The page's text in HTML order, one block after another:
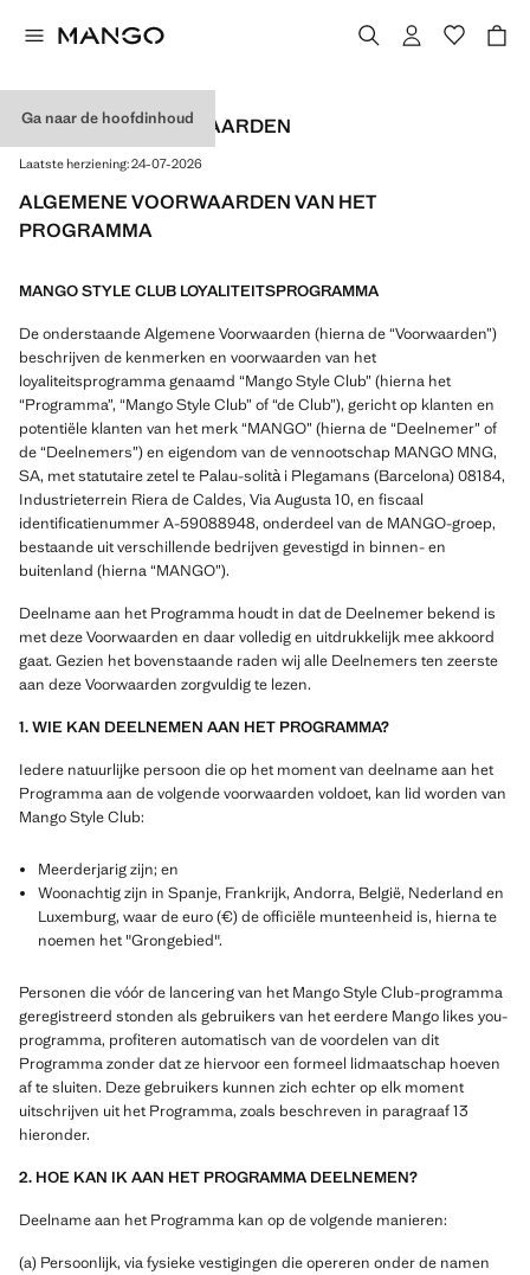
Ga naar de hoofdinhoud
ALGEMENE VOORWAARDEN
Laatste herziening:24-07-2026
ALGEMENE VOORWAARDEN VAN HET
PROGRAMMA
MANGO STYLE CLUB LOYALITEITSPROGRAMMA
De onderstaande Algemene Voorwaarden (hierna de “Voorwaarden”)
beschrijven de kenmerken en voorwaarden van het
loyaliteitsprogramma genaamd “Mango Style Club” (hierna het
“Programma”, “Mango Style Club” of “de Club”), gericht op klanten en
potentiële klanten van het merk “MANGO” (hierna de “Deelnemer” of
de “Deelnemers”) en eigendom van de vennootschap MANGO MNG,
SA, met statutaire zetel te Palau-solità i Plegamans (Barcelona) 08184,
Industrieterrein Riera de Caldes, Via Augusta 10, en fiscaal
identificatienummer A-59088948, onderdeel van de MANGO-groep,
bestaande uit verschillende bedrijven gevestigd in binnen- en
buitenland (hierna “MANGO”).
Deelname aan het Programma houdt in dat de Deelnemer bekend is
met deze Voorwaarden en daar volledig en uitdrukkelijk mee akkoord
gaat. Gezien het bovenstaande raden wij alle Deelnemers ten zeerste
aan deze Voorwaarden zorgvuldig te lezen.
1. WIE KAN DEELNEMEN AAN HET PROGRAMMA?
Iedere natuurlijke persoon die op het moment van deelname aan het
Programma aan de volgende voorwaarden voldoet, kan lid worden van
Mango Style Club:
Meerderjarig zijn; en
Woonachtig zijn in Spanje, Frankrijk, Andorra, België, Nederland en
Luxemburg, waar de euro (€) de officiële munteenheid is, hierna te
noemen het "Grongebied".
Personen die vóór de lancering van het Mango Style Club-programma
geregistreerd stonden als gebruikers van het eerdere Mango likes you-
programma, profiteren automatisch van de voordelen van dit
Programma zonder dat ze hiervoor een formeel lidmaatschap hoeven
af te sluiten. Deze gebruikers kunnen zich echter op elk moment
uitschrijven uit het Programma, zoals beschreven in paragraaf 13
hieronder.
2. HOE KAN IK AAN HET PROGRAMMA DEELNEMEN?
Deelname aan het Programma kan op de volgende manieren:
(a) Persoonlijk, via fysieke vestigingen die opereren onder de namen